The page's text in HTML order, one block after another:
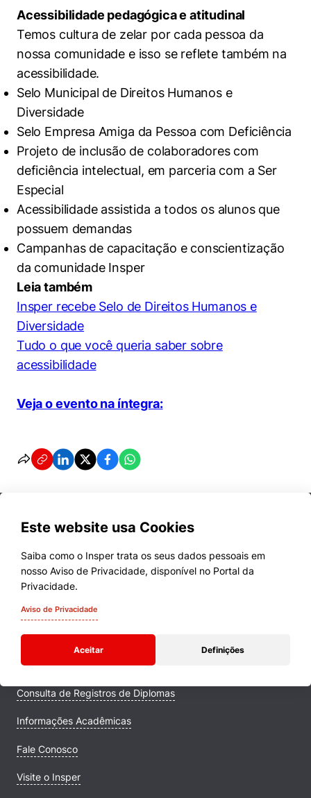
Acessibilidade pedagógica e atitudinal
Temos cultura de zelar por cada pessoa da
nossa comunidade e isso se reflete também na
acessibilidade.
Selo Municipal de Direitos Humanos e
Diversidade
Selo Empresa Amiga da Pessoa com Deficiência
Projeto de inclusão de colaboradores com
deficiência intelectual, em parceria com a Ser
Especial
Acessibilidade assistida a todos os alunos que
possuem demandas
Campanhas de capacitação e conscientização
da comunidade Insper
Leia também
Insper recebe Selo de Direitos Humanos e
Diversidade
Tudo o que você queria saber sobre
acessibilidade
Veja o evento na íntegra:
Este website usa Cookies
Saiba como o Insper trata os seus dados pessoais em
nosso Aviso de Privacidade, disponível no Portal da
Privacidade.
Aviso de Privacidade
Aceitar Definições
Cursos
Quem Somos
Comunidade Transforme
Campus
Consulta de Registros de Diplomas
Informações Acadêmicas
Fale Conosco
Visite o Insper